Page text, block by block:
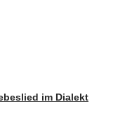
im Dialekt